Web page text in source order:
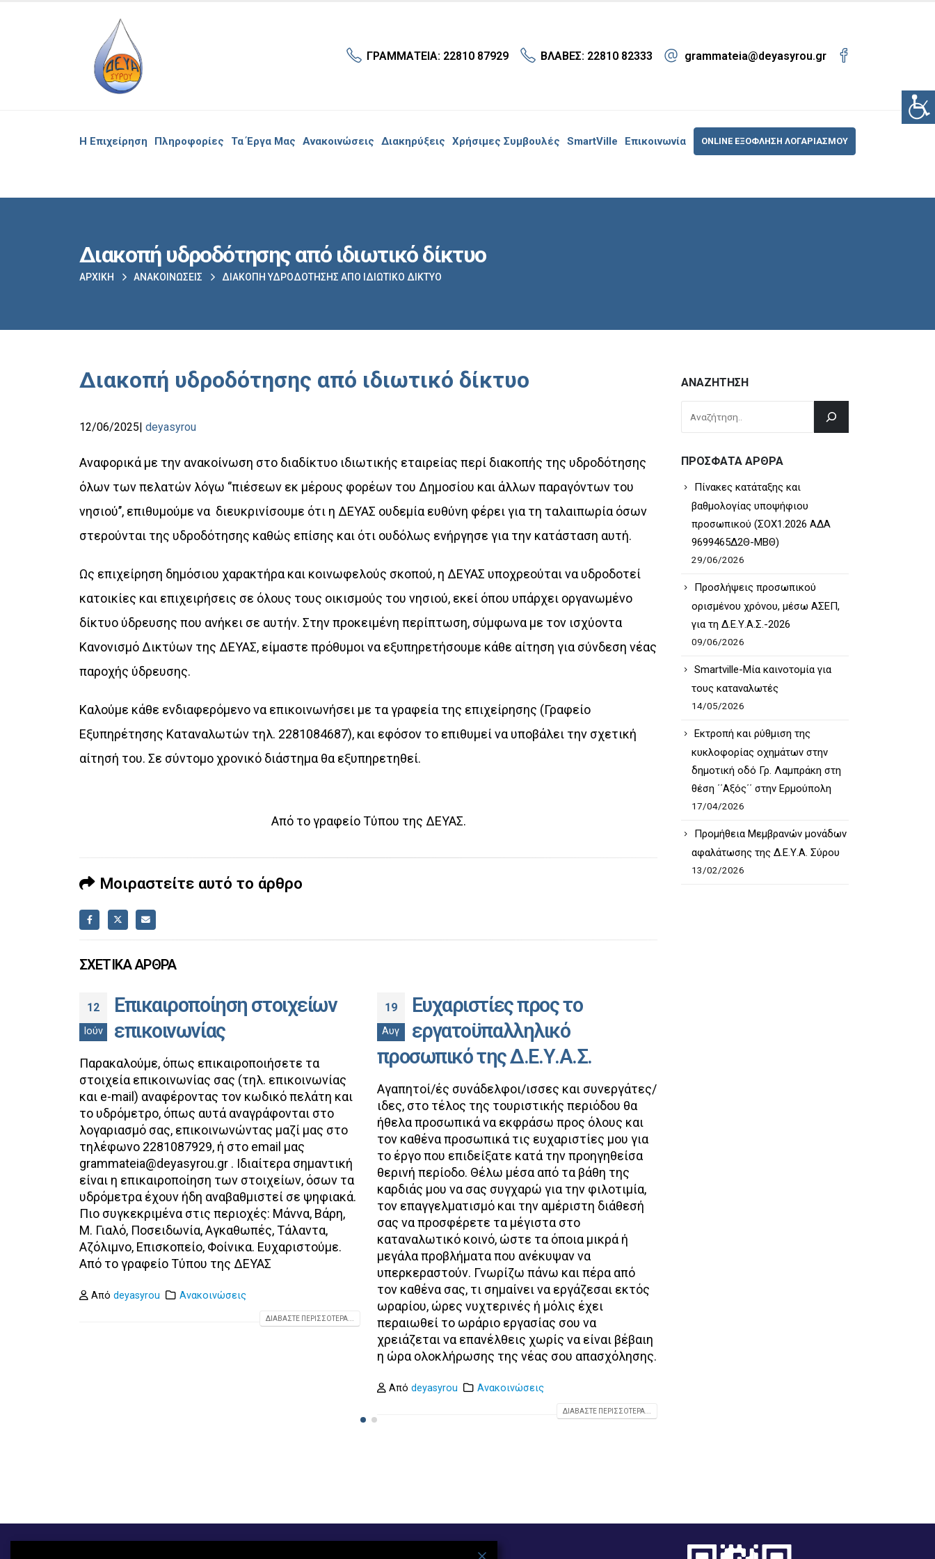
ΓΡΑΜΜΑΤΕΙΑ: 22810 87929 ΒΛΑΒΕΣ: 22810 82333 grammateia@deyasyrou.gr
Η Επιχείρηση Πληροφορίες Τα Έργα Μας Ανακοινώσεις Διακηρύξεις Χρήσιμες Συμβουλές SmartVille Επικοινωνία ONLINE ΕΞΟΦΛΗΣΗ ΛΟΓΑΡΙΑΣΜΟΥ
Διακοπή υδροδότησης από ιδιωτικό δίκτυο
ΑΡΧΙΚΉ ΑΝΑΚΟΙΝΏΣΕΙΣ ΔΙΑΚΟΠΉ ΥΔΡΟΔΌΤΗΣΗΣ ΑΠΌ ΙΔΙΩΤΙΚΌ ΔΊΚΤΥΟ
Διακοπή υδροδότησης από ιδιωτικό δίκτυο
12/06/2025 deyasyrou
Αναφορικά με την ανακοίνωση στο διαδίκτυο ιδιωτικής εταιρείας περί διακοπής της υδροδότησης
όλων των πελατών λόγω ‘’πιέσεων εκ μέρους φορέων του Δημοσίου και άλλων παραγόντων του
νησιού’’, επιθυμούμε να διευκρινίσουμε ότι η ΔΕΥΑΣ ουδεμία ευθύνη φέρει για τη ταλαιπωρία όσων
στερούνται της υδροδότησης καθώς επίσης και ότι ουδόλως ενήργησε για την κατάσταση αυτή.
Ως επιχείρηση δημόσιου χαρακτήρα και κοινωφελούς σκοπού, η ΔΕΥΑΣ υποχρεούται να υδροδοτεί
κατοικίες και επιχειρήσεις σε όλους τους οικισμούς του νησιού, εκεί όπου υπάρχει οργανωμένο
δίκτυο ύδρευσης που ανήκει σε αυτήν. Στην προκειμένη περίπτωση, σύμφωνα με τον ισχύοντα
Κανονισμό Δικτύων της ΔΕΥΑΣ, είμαστε πρόθυμοι να εξυπηρετήσουμε κάθε αίτηση για σύνδεση νέας
παροχής ύδρευσης.
Καλούμε κάθε ενδιαφερόμενο να επικοινωνήσει με τα γραφεία της επιχείρησης (Γραφείο
Εξυπηρέτησης Καταναλωτών τηλ. 2281084687), και εφόσον το επιθυμεί να υποβάλει την σχετική
αίτησή του. Σε σύντομο χρονικό διάστημα θα εξυπηρετηθεί.
Από το γραφείο Τύπου της ΔΕΥΑΣ.
Μοιραστείτε αυτό το άρθρο
ΣΧΕΤΙΚΆ ΆΡΘΡΑ
12
Ιούν
Επικαιροποίηση στοιχείων
επικοινωνίας
Παρακαλούμε, όπως επικαιροποιήσετε τα
στοιχεία επικοινωνίας σας (τηλ. επικοινωνίας
και e-mail) αναφέροντας τον κωδικό πελάτη και
το υδρόμετρο, όπως αυτά αναγράφονται στο
λογαριασμό σας, επικοινωνώντας μαζί μας στο
τηλέφωνο 2281087929, ή στο email μας
grammateia@deyasyrou.gr . Ιδιαίτερα σημαντική
είναι η επικαιροποίηση των στοιχείων, όσων τα
υδρόμετρα έχουν ήδη αναβαθμιστεί σε ψηφιακά.
Πιο συγκεκριμένα στις περιοχές: Μάννα, Βάρη,
Μ. Γιαλό, Ποσειδωνία, Αγκαθωπές, Τάλαντα,
Αζόλιμνο, Επισκοπείο, Φοίνικα. Ευχαριστούμε.
Από το γραφείο Τύπου της ΔΕΥΑΣ
Από deyasyrou Ανακοινώσεις
ΔΙΑΒΆΣΤΕ ΠΕΡΙΣΣΌΤΕΡΑ...
19
Αυγ
Ευχαριστίες προς το
εργατοϋπαλληλικό
προσωπικό της Δ.Ε.Υ.Α.Σ.
Αγαπητοί/ές συνάδελφοι/ισσες και συνεργάτες/
ιδες, στο τέλος της τουριστικής περιόδου θα
ήθελα προσωπικά να εκφράσω προς όλους και
τον καθένα προσωπικά τις ευχαριστίες μου για
το έργο που επιδείξατε κατά την προηγηθείσα
θερινή περίοδο. Θέλω μέσα από τα βάθη της
καρδιάς μου να σας συγχαρώ για την φιλοτιμία,
τον επαγγελματισμό και την αμέριστη διάθεσή
σας να προσφέρετε τα μέγιστα στο
καταναλωτικό κοινό, ώστε τα όποια μικρά ή
μεγάλα προβλήματα που ανέκυψαν να
υπερκεραστούν. Γνωρίζω πάνω και πέρα από
τον καθένα σας, τι σημαίνει να εργάζεσαι εκτός
ωραρίου, ώρες νυχτερινές ή μόλις έχει
περαιωθεί το ωράριο εργασίας σου να
χρειάζεται να επανέλθεις χωρίς να είναι βέβαιη
η ώρα ολοκλήρωσης της νέας σου απασχόλησης.
Από deyasyrou Ανακοινώσεις
ΔΙΑΒΆΣΤΕ ΠΕΡΙΣΣΌΤΕΡΑ...
ΑΝΑΖΉΤΗΣΗ
ΠΡΌΣΦΑΤΑ ΆΡΘΡΑ
Πίνακες κατάταξης και
βαθμολογίας υποψήφιου
προσωπικού (ΣΟΧ1.2026 ΑΔΑ
9699465Δ2Θ-ΜΒΘ)
29/06/2026
Προσλήψεις προσωπικού
ορισμένου χρόνου, μέσω ΑΣΕΠ,
για τη Δ.Ε.Υ.Α.Σ.-2026
09/06/2026
Smartville-Μία καινοτομία για
τους καταναλωτές
14/05/2026
Εκτροπή και ρύθμιση της
κυκλοφορίας οχημάτων στην
δημοτική οδό Γρ. Λαμπράκη στη
θέση ΄΄Αξός΄΄ στην Ερμούπολη
17/04/2026
Προμήθεια Μεμβρανών μονάδων
αφαλάτωσης της Δ.Ε.Υ.Α. Σύρου
13/02/2026